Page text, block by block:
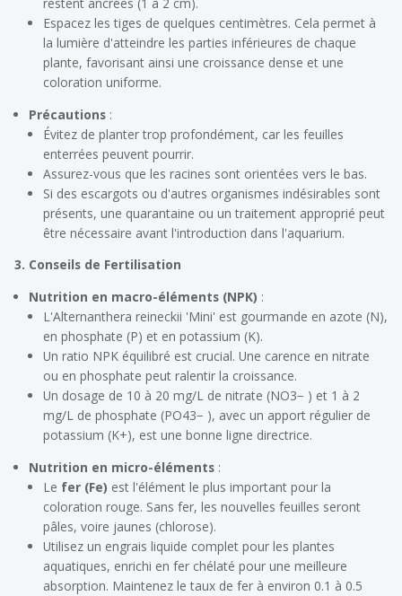
Espacez les tiges de quelques centimètres. Cela permet à
la lumière d'atteindre les parties inférieures de chaque
plante, favorisant ainsi une croissance dense et une
coloration uniforme.
Précautions :
Évitez de planter trop profondément, car les feuilles
enterrées peuvent pourrir.
Assurez-vous que les racines sont orientées vers le bas.
Si des escargots ou d'autres organismes indésirables sont
présents, une quarantaine ou un traitement approprié peut
être nécessaire avant l'introduction dans l'aquarium.
3. Conseils de Fertilisation
Nutrition en macro-éléments (NPK) :
L'Alternanthera reineckii 'Mini' est gourmande en azote (N),
en phosphate (P) et en potassium (K).
Un ratio NPK équilibré est crucial. Une carence en nitrate
ou en phosphate peut ralentir la croissance.
Un dosage de 10 à 20 mg/L de nitrate (NO3− ) et 1 à 2
mg/L de phosphate (PO43− ), avec un apport régulier de
potassium (K+), est une bonne ligne directrice.
Nutrition en micro-éléments :
Le fer (Fe) est l'élément le plus important pour la
coloration rouge. Sans fer, les nouvelles feuilles seront
pâles, voire jaunes (chlorose).
Utilisez un engrais liquide complet pour les plantes
aquatiques, enrichi en fer chélaté pour une meilleure
absorption. Maintenez le taux de fer à environ 0.1 à 0.5